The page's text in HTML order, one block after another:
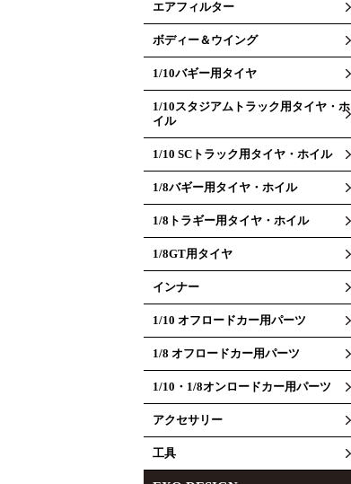
エアフィルター
ボディー＆ウイング
1/10バギー用タイヤ
1/10スタジアムトラック用タイヤ・ホ
イル
1/10 SCトラック用タイヤ・ホイル
1/8バギー用タイヤ・ホイル
1/8トラギー用タイヤ・ホイル
1/8GT用タイヤ
インナー
1/10 オフロードカー用パーツ
1/8 オフロードカー用パーツ
1/10・1/8オンロードカー用パーツ
アクセサリー
工具